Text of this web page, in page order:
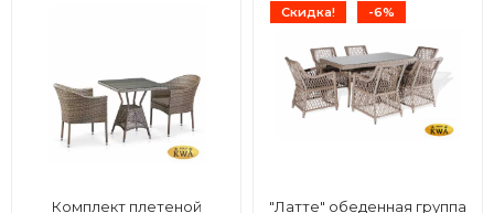
Комплект плетеной
Скидка! -6%
"Латте" обеденная группа